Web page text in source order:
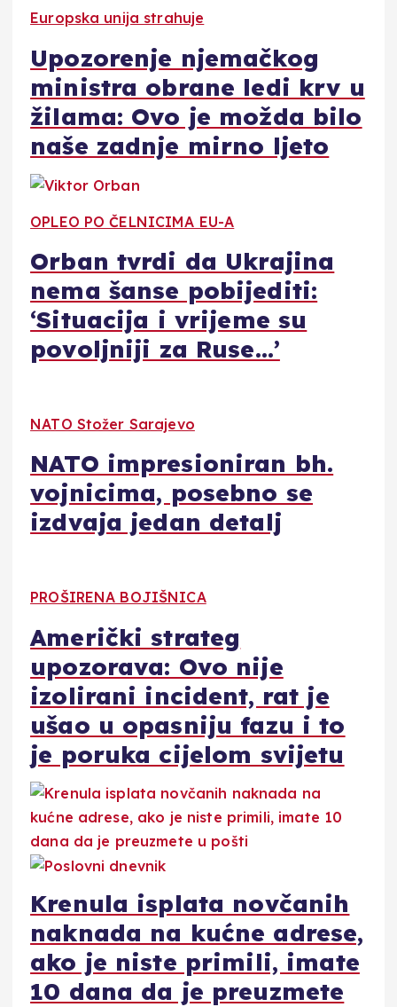
Europska unija strahuje
Upozorenje njemačkog
ministra obrane ledi krv u
žilama: Ovo je možda bilo
naše zadnje mirno ljeto
OPLEO PO ČELNICIMA EU-A
Orban tvrdi da Ukrajina
nema šanse pobijediti:
‘Situacija i vrijeme su
povoljniji za Ruse…’
NATO Stožer Sarajevo
NATO impresioniran bh.
vojnicima, posebno se
izdvaja jedan detalj
PROŠIRENA BOJIŠNICA
Američki strateg
upozorava: Ovo nije
izolirani incident, rat je
ušao u opasniju fazu i to
je poruka cijelom svijetu
Krenula isplata novčanih
naknada na kućne adrese,
ako je niste primili, imate
10 dana da je preuzmete